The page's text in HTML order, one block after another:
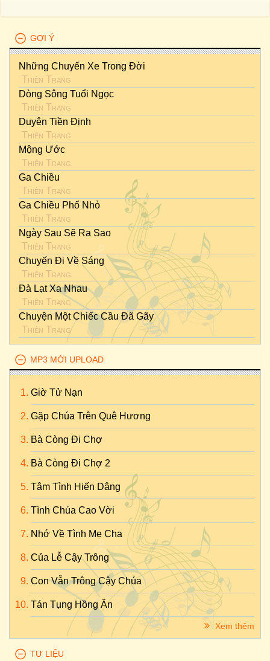
GỢI Ý
Những Chuyến Xe Trong Đời
Thiên Trang
Dòng Sông Tuổi Ngọc
Thiên Trang
Duyên Tiền Định
Thiên Trang
Mộng Ước
Thiên Trang
Ga Chiều
Thiên Trang
Ga Chiều Phố Nhỏ
Thiên Trang
Ngày Sau Sẽ Ra Sao
Thiên Trang
Chuyến Đi Về Sáng
Thiên Trang
Đà Lạt Xa Nhau
Thiên Trang
Chuyện Một Chiếc Cầu Đã Gãy
Thiên Trang
MP3 MỚI UPLOAD
Giờ Tử Nạn
Gặp Chúa Trên Quê Hương
Bà Còng Đi Chợ
Bà Còng Đi Chợ 2
Tâm Tình Hiến Dâng
Tình Chúa Cao Vời
Nhớ Về Tình Mẹ Cha
Của Lễ Cậy Trông
Con Vẫn Trông Cậy Chúa
Tán Tụng Hồng Ân
Xem thêm
TƯ LIỆU